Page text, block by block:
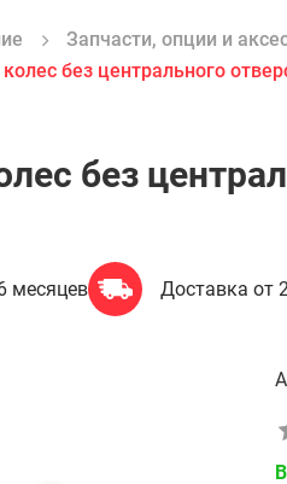
Запчасти, опции и
без центрального
без
месяцев Доставка от